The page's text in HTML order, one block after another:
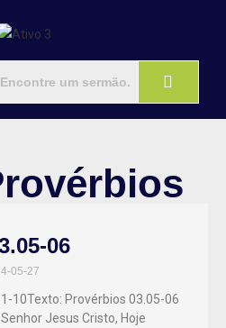
06
05-27
10Texto: Provérbios 03.05-06
Jesus Cristo, Hoje